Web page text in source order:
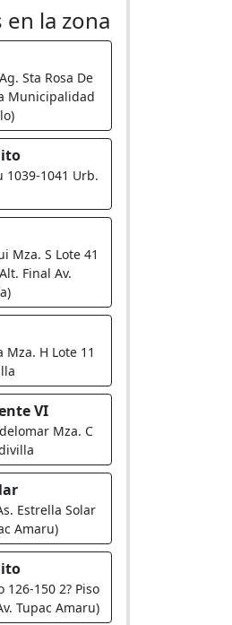
la zona
Sta Rosa De
Municipalidad
1039-1041 Urb.
Mza. S Lote 41
Final Av.
H Lote 11
VI
Mza. C
Estrella Solar
Amaru)
150 2? Piso
Tupac Amaru)